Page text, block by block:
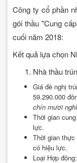
Công ty cổ phần
gói thầu "Cung
cuối năm 2018:
Kết quả lựa chọn
1. Nhà thầu
Giá đề nghị
59.290.000
chín mươi
Thời gian
lực.
Thời gian
có hiệu lực.
Loại Hợp